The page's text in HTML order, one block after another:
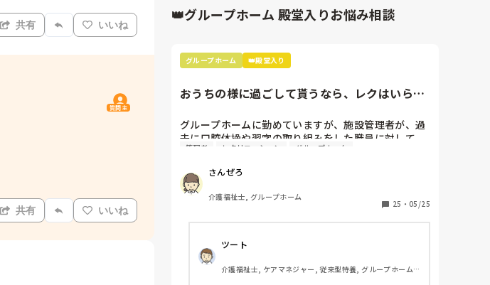
共有 いいね
質問主
共有 いいね
👑グループホーム 殿堂入りお悩み相談
グループホーム 👑殿堂入り
おうちの様に過ごして貰うなら、レクはいらな
グループホームに勤めていますが、施設管理者が、過
去に口腔体操や習字の取り組みをした職員に対して、
それはやらなくていいと言った、と話しており、「だ
ように過ごして貰うんだから」と言っていました。こ
管理者 レクリエーション グループホーム
さんぜろ
介護福祉士, グループホーム
25 ・ 05/25
ツート
介護福祉士, ケアマネジャー, 従来型特養, グループホーム,